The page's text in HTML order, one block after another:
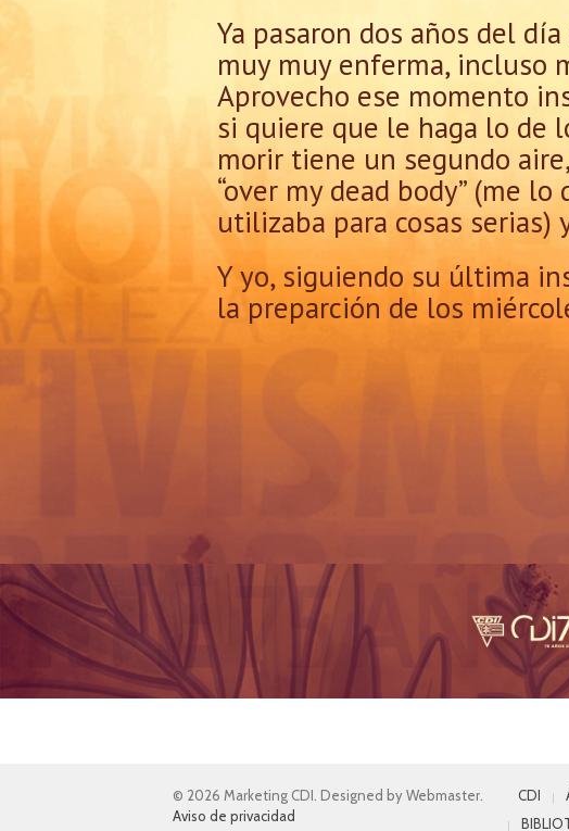
Ya pasaron dos años del
muy muy enferma, incluso
Aprovecho ese momento
si quiere que le haga lo de
morir tiene un segundo
“over my dead body” (me
utilizaba para cosas serias)
Y yo, siguiendo su última
la preparción de los
© 2026 Marketing CDI. Designed by Webmaster.
Aviso de privacidad
CDI